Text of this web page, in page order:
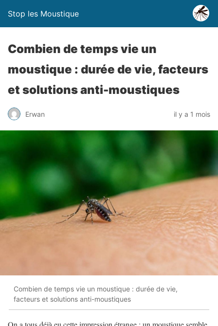
Stop les Moustique
Combien de temps vie un
moustique : durée de vie, facteurs
et solutions anti-moustiques
Erwan il y a 1 mois
Combien de temps vie un moustique : durée de vie,
facteurs et solutions anti-moustiques